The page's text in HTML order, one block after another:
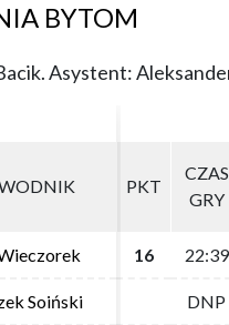
BYTOM
Asystent:
PKT
CZAS
GRY
16 22:39
Soiński DNP
PKT
CZAS
GRY
16 22:39
Soiński DNP